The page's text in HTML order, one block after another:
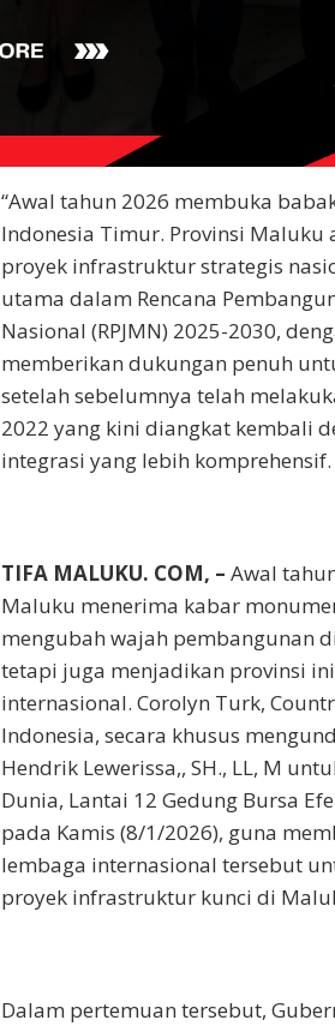
“Awal tahun 2026 membuka
Indonesia Timur. Provinsi
proyek infrastruktur strategis
utama dalam Rencana
Nasional (RPJMN) 2025-2030,
memberikan dukungan penuh
setelah sebelumnya telah
2022 yang kini diangkat kembali
integrasi yang lebih komprehensif.
TIFA MALUKU. COM, – Awal
Maluku menerima kabar
mengubah wajah pembangunan
tetapi juga menjadikan provinsi
internasional. Corolyn Turk,
Indonesia, secara khusus
Hendrik Lewerissa,, SH., LL, M
Dunia, Lantai 12 Gedung Bursa
pada Kamis (8/1/2026), guna
lembaga internasional tersebut
proyek infrastruktur kunci di
Dalam pertemuan tersebut,